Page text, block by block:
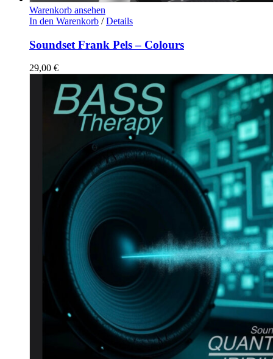
Warenkorb ansehen
In den Warenkorb / Details
Soundset Frank Pels – Colours
29,00 €